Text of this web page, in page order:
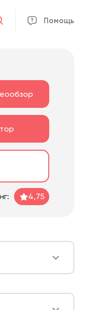
Помощь
Отмена
4,75